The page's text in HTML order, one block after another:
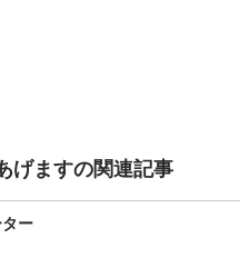
げますの関連記事
ー